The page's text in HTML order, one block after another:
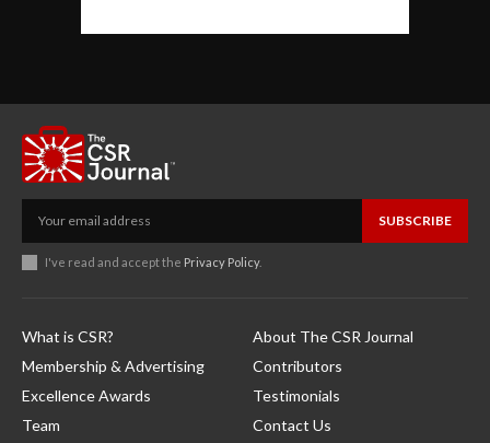
SUBSCRIBE
I've read and accept the Privacy Policy.
What is CSR?
Membership & Advertising
Excellence Awards
Team
About The CSR Journal
Contributors
Testimonials
Contact Us